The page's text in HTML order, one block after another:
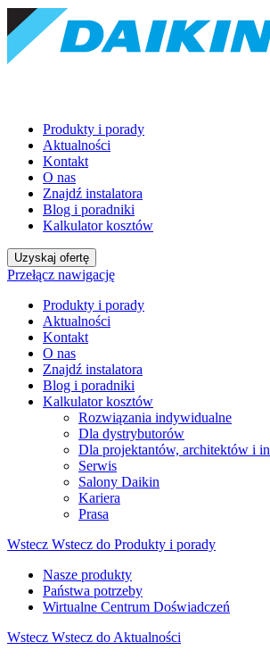
Produkty i porady
Aktualności
Kontakt
O nas
Znajdź instalatora
Blog i poradniki
Kalkulator kosztów
Uzyskaj ofertę
Przełącz nawigację
Produkty i porady
Aktualności
Kontakt
O nas
Znajdź instalatora
Blog i poradniki
Kalkulator kosztów
Rozwiązania indywidualne
Dla dystrybutorów
Dla projektantów, architektów i
Serwis
Salony Daikin
Kariera
Prasa
Wstecz Wstecz do Produkty i porady
Nasze produkty
Państwa potrzeby
Wirtualne Centrum Doświadczeń
Wstecz Wstecz do Aktualności